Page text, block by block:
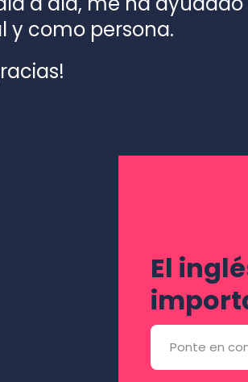
y como persona.
El
Ponte en